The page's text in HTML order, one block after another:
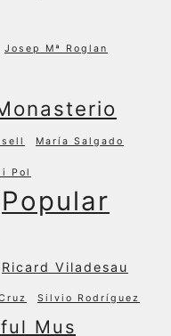
Josep Mª Roglan
María Salgado
Pol
Popular
Ricard Viladesau
Silvio Rodríguez
Mus